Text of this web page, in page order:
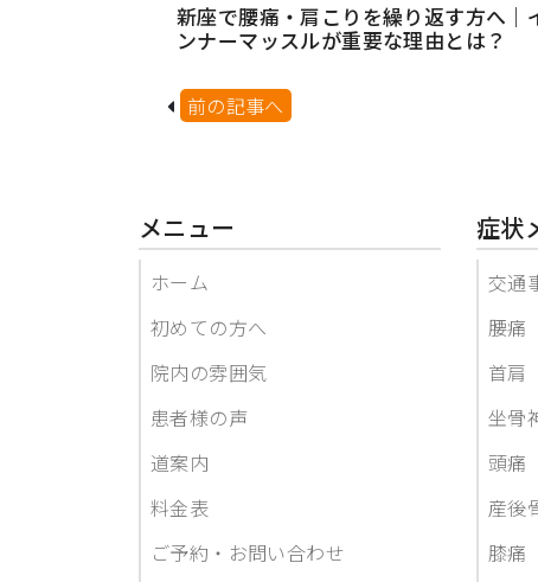
新座で腰痛・肩こりを繰り返す方へ｜
ンナーマッスルが重要な理由とは？
前の記事へ
メニュー
ホーム
初めての方へ
院内の雰囲気
患者様の声
道案内
料金表
ご予約・お問い合わせ
症状
交通
腰痛
首肩
坐骨
頭痛
産後
膝痛